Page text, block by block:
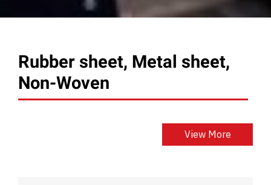
Rubber sheet, Metal sheet,
Non-Woven
View More